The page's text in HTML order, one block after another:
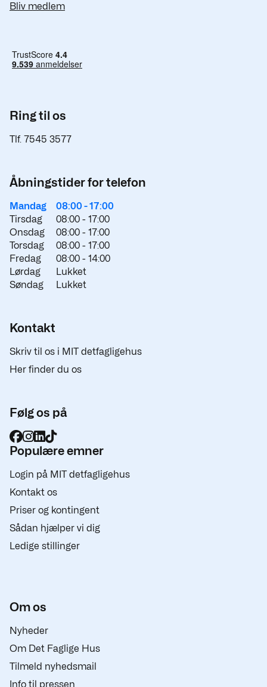
Bliv medlem
Ring til os
Tlf. 7545 3577
Åbningstider for telefon
Mandag 08:00 -17:00
Tirsdag
08:00 - 17:00
Onsdag
08:00 - 17:00
Torsdag
08:00 - 17:00
Fredag
08:00 - 14:00
Lørdag
Lukket
Søndag
Lukket
Kontakt
Skriv til os i MIT detfagligehus
Her finder du os
Følg os på
Populære emner
Login på MIT detfagligehus
Kontakt os
Priser og kontingent
Sådan hjælper vi dig
Ledige stillinger
Om os
Nyheder
Om Det Faglige Hus
Tilmeld nyhedsmail
Info til pressen